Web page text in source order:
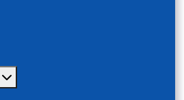
Weitere Informationen: Freizeit und